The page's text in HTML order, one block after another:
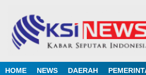
HOME NEWS DAERAH